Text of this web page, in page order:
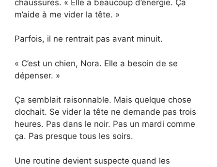
chaussures. « Elle a beaucoup d’énergie. Ça
m’aide à me vider la tête. »
Parfois, il ne rentrait pas avant minuit.
« C’est un chien, Nora. Elle a besoin de se
dépenser. »
Ça semblait raisonnable. Mais quelque chose
clochait. Se vider la tête ne demande pas trois
heures. Pas dans le noir. Pas un mardi comme
ça. Pas presque tous les soirs.
Une routine devient suspecte quand les